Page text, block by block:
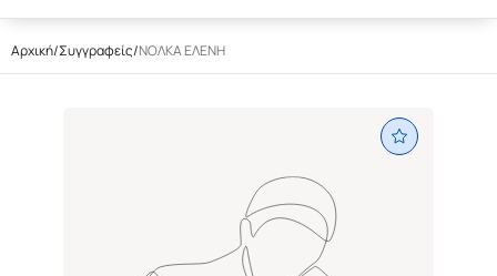
Αρχική/Συγγραφείς/ΝΟΛΚΑ ΕΛΕΝΗ